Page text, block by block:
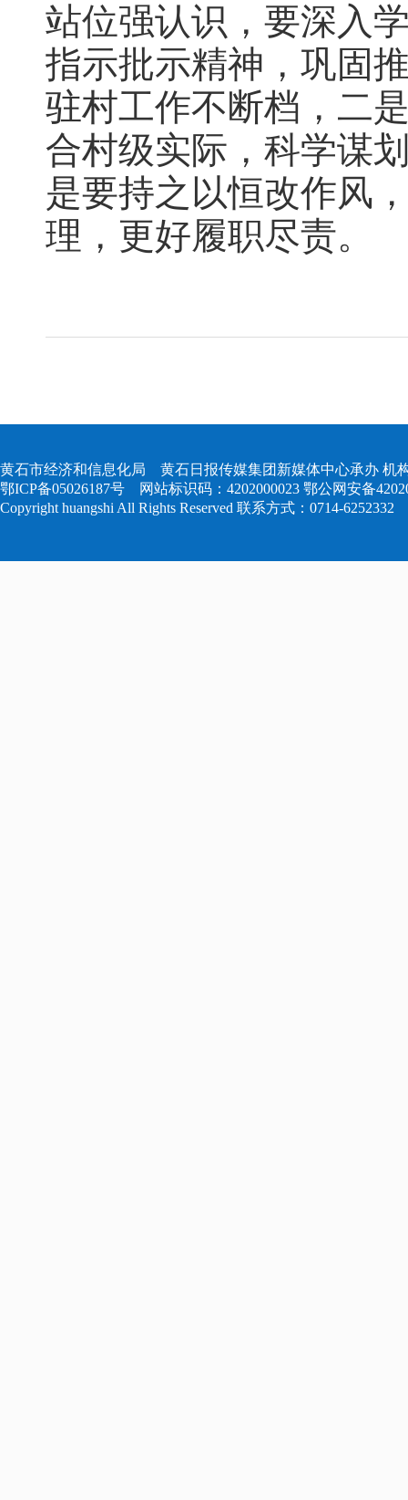
站位强认识，要深入
指示批示精神，巩固
驻村工作不断档，二
合村级实际，科学谋
是要持之以恒改作风
理，更好履职尽责。
黄石市经济和信息化局 黄石日报传媒集团新媒体中心承办 机
鄂ICP备05026187号 网站标识码：4202000023 鄂公网安备
Copyright huangshi All Rights Reserved 联系方式：0714-6252332